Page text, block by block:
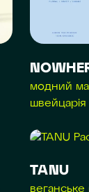
модний
швейцарія
TANU